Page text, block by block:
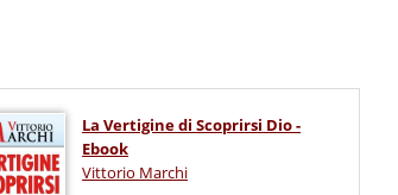
La Vertigine di Scoprirsi Dio -
Ebook
Vittorio Marchi